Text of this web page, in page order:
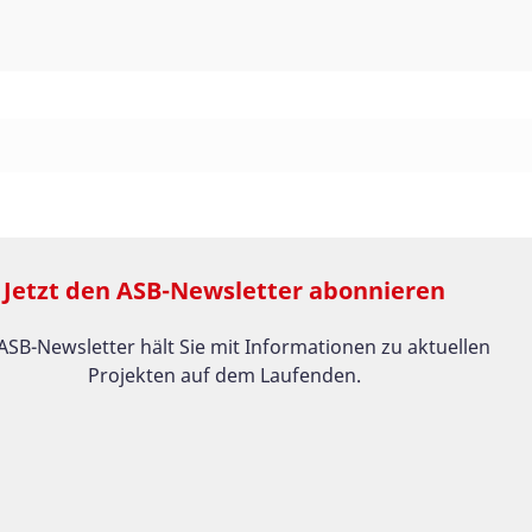
Jetzt den ASB-Newsletter abonnieren
Newsletter hält Sie mit Informationen zu aktuellen
Projekten auf dem Laufenden.